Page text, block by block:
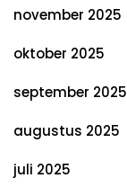
november 2025
oktober 2025
september 2025
augustus 2025
juli 2025